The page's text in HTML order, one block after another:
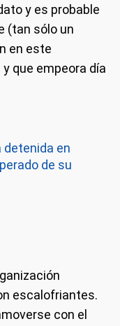
y es probable
(tan sólo un
en este
que empeora día
detenida en
de su
escalofriantes.
con el